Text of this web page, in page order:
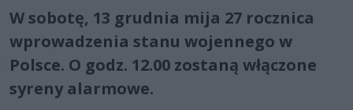
W sobotę, 13 grudnia mija 27 rocznica
wprowadzenia stanu wojennego w
Polsce. O godz. 12.00 zostaną włączone
syreny alarmowe.